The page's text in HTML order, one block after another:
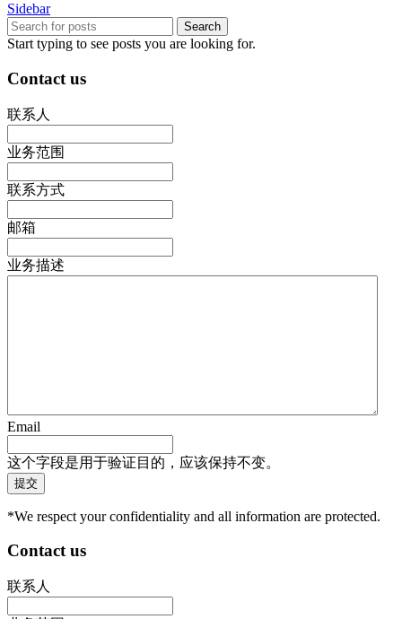
Sidebar
Search
Start typing to see posts you are looking for.
Contact us
联系人
业务范围
联系方式
邮箱
业务描述
Email
这个字段是用于验证目的，应该保持不变。
*We respect your confidentiality and all information are protected.
Contact us
联系人